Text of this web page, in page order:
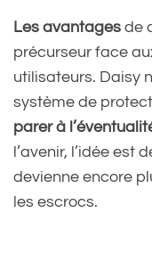
Les avantages de
précurseur face
utilisateurs. Daisy
système de
parer à
l’avenir, l’idée est
devienne encore
les escrocs.